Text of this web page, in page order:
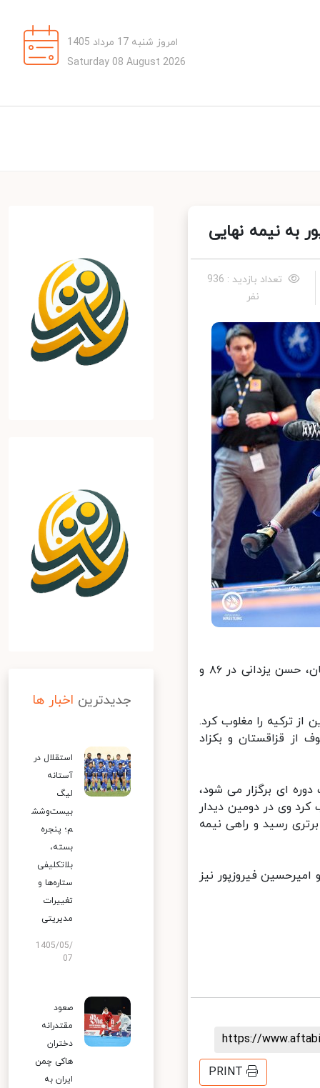
امروز شنبه 17 مرداد 1405
Saturday 08 August 2026
به نیمه نهایی
تعداد بازدید : 936
نفر
در آغاز رقابت‌های روز پایانی کشتی آزاد جام تورلیخانوف در آلماتی قزاقستان، حسن یزدانی در ۸۶ و
نتیجه ۱۲ بر صفر فاتح اردین از ترکیه را مغلوب کرد.
قزاقستان و بکزاد
دو گروه ۳ نفره و به صورت دوره ای برگزار می شود،
از هند را مغلوب کرد وی در دومین دیدار
رفت و با نتیجه ۱۰ بر صفر به برتری رسید و راهی نیمه
فیروزپور نیز
https://
PRINT
جدیدترین اخبار ها
استقلال در
آستانه
لیگ
بیست‌وشش
م؛ پنجره
بسته،
بلاتکلیفی
ستاره‌ها و
تغییرات
مدیریتی
1405/05/
07
صعود
مقتدرانه
دختران
هاکی چمن
ایران به